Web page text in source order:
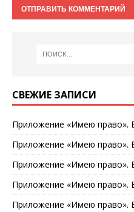
СВЕЖИЕ ЗАПИСИ
Приложение «Имею право».
Приложение «Имею право».
Приложение «Имею право».
Приложение «Имею право».
Приложение «Имею право».